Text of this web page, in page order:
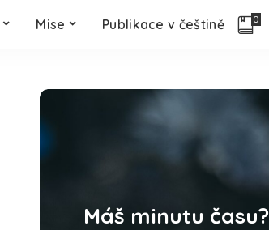
Mise Publikace v češtině 0
Máš minutu času?